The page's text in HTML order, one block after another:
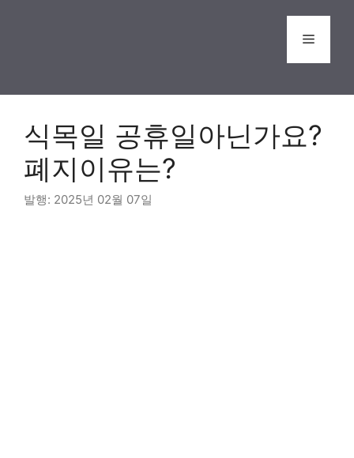
Menu
식목일 공휴일아닌가요?
폐지이유는?
2025년 02월 07일